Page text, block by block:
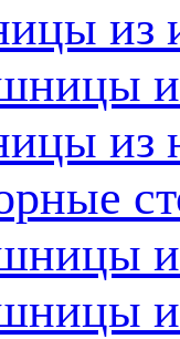
из
из